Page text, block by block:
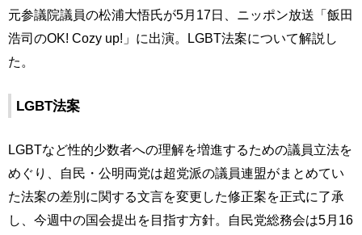
元参議院議員の松浦大悟氏が5月17日、ニッポン放送「飯田
浩司のOK! Cozy up!」に出演。LGBT法案について解説し
た。
LGBT法案
LGBTなど性的少数者への理解を増進するための議員立法を
めぐり、自民・公明両党は超党派の議員連盟がまとめてい
た法案の差別に関する文言を変更した修正案を正式に了承
し、今週中の国会提出を目指す方針。自民党総務会は5月16